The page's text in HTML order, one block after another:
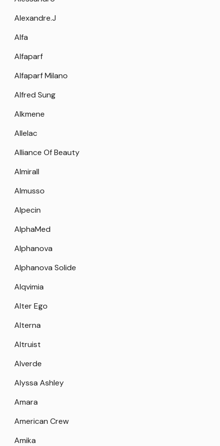
Alexandre.J
Alfa
Alfaparf
Alfaparf Milano
Alfred Sung
Alkmene
Allelac
Alliance Of Beauty
Almirall
Almusso
Alpecin
AlphaMed
Alphanova
Alphanova Solide
Alqvimia
Alter Ego
Alterna
Altruist
Alverde
Alyssa Ashley
Amara
American Crew
Amika